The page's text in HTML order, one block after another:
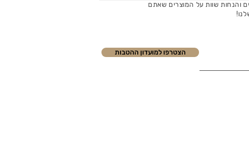
והנחות שוות על המוצרים שאתם
הצטרפו למועדון ההטבות